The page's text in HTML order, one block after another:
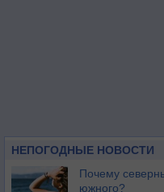
НЕПОГОДНЫЕ НОВОСТИ
Почему
южного?